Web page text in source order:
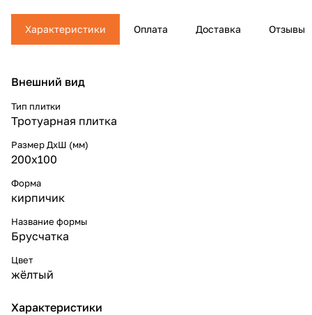
Характеристики Оплата Доставка Отзывы
Внешний вид
Тип плитки
Тротуарная плитка
Размер ДхШ (мм)
200х100
Форма
кирпичик
Название формы
Брусчатка
Цвет
жёлтый
Характеристики